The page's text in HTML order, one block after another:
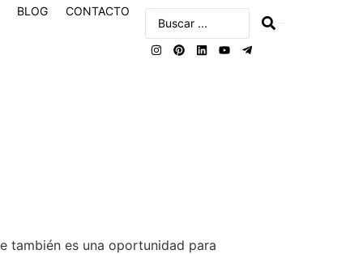
BLOG CONTACTO
también es una oportunidad para